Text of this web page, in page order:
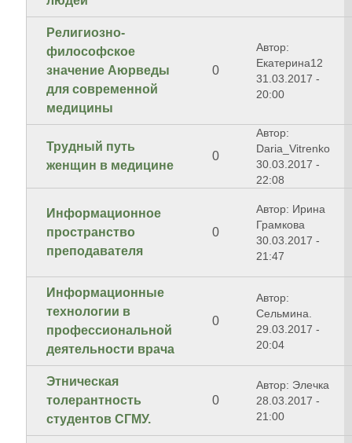
Религиозно-
философское
значение Аюрведы
для современной
медицины
0
Автор:
Екатерина12
31.03.2017 -
20:00
Трудный путь
женщин в медицине
0
Автор:
Daria_Vitrenko
30.03.2017 -
22:08
Информационное
пространство
преподавателя
0
Автор: Ирина
Грамкова
30.03.2017 -
21:47
Информационные
технологии в
профессиональной
деятельности врача
0
Автор:
Сельмина.
29.03.2017 -
20:04
Этническая
толерантность
студентов СГМУ.
0
Автор: Элечка
28.03.2017 -
21:00